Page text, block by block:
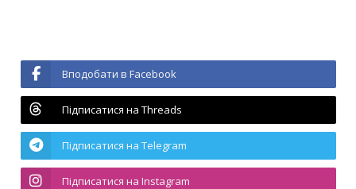
Вподобати в Facebook
Підписатися на Threads
Підписатися на Telegram
Підписатися на Instagram